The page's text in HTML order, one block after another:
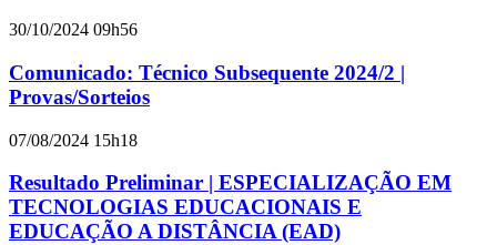
30/10/2024 09h56
Comunicado: Técnico Subsequente 2024/2 |
Provas/Sorteios
07/08/2024 15h18
Resultado Preliminar | ESPECIALIZAÇÃO EM
TECNOLOGIAS EDUCACIONAIS E
EDUCAÇÃO A DISTÂNCIA (EAD)